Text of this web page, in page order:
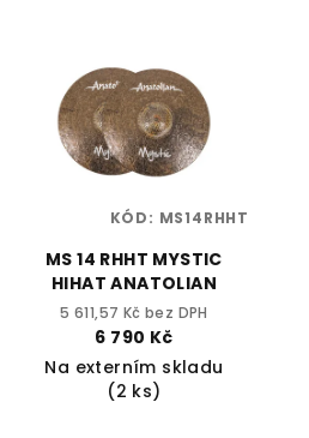
MS 14 RHHT MYSTIC
HIHAT ANATOLIAN
5 611,57 Kč bez DPH
6 790 Kč
Na externím skladu
(2 ks)
KÓD: MS14RHHT